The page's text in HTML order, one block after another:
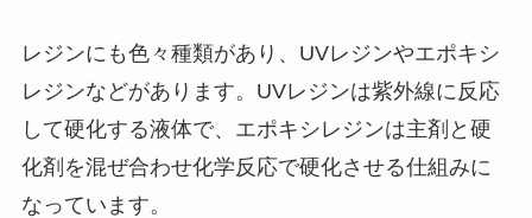
レジンにも色々種類があり、UVレジンやエポキシ
レジンなどがあります。UVレジンは紫外線に反応
して硬化する液体で、エポキシレジンは主剤と硬
化剤を混ぜ合わせ化学反応で硬化させる仕組みに
なっています。